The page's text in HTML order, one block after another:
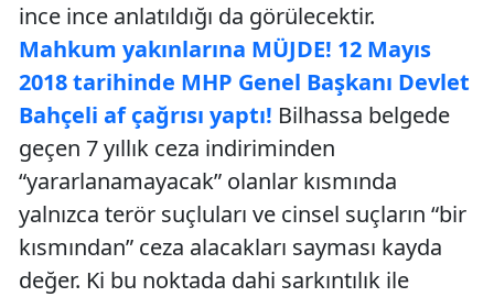
ince ince anlatıldığı da görülecektir.
Mahkum yakınlarına MÜJDE! 12 Mayıs
2018 tarihinde MHP Genel Başkanı Devlet
Bahçeli af çağrısı yaptı! Bilhassa belgede
geçen 7 yıllık ceza indiriminden
“yararlanamayacak” olanlar kısmında
yalnızca terör suçluları ve cinsel suçların “bir
kısmından” ceza alacakları sayması kayda
değer. Ki bu noktada dahi sarkıntılık ile